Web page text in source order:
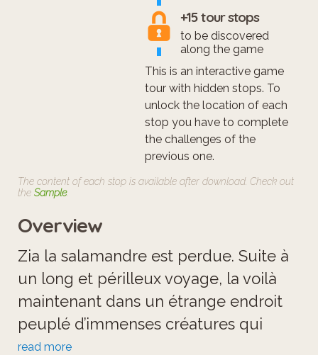
+15 tour stops
to be discovered
along the game
This is an interactive game
tour with hidden stops. To
unlock the location of each
stop you have to complete
the challenges of the
previous one.
The content of each stop is available after download. Check out
the Sample.
Overview
Zia la salamandre est perdue. Suite à
un long et périlleux voyage, la voilà
maintenant dans un étrange endroit
peuplé d’immenses créatures qui
marchent sur deux pattes. Après avoir
read more